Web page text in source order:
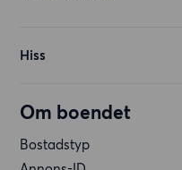
Hiss
Om boendet
Bostadstyp